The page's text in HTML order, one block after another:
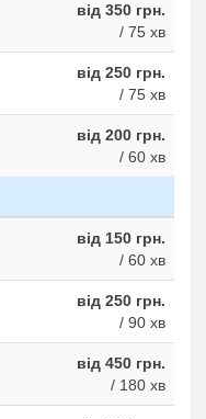
від 350 грн.
/ 75 хв
від 250 грн.
/ 75 хв
від 200 грн.
/ 60 хв
від 150 грн.
/ 60 хв
від 250 грн.
/ 90 хв
від 450 грн.
/ 180 хв